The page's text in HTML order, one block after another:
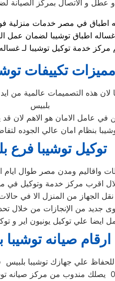
غساله اطباق توشيبا لضمان عمل
تكييفات
لان هذه التصميمات عالمية من
بلبيس
في عامل الامان هو الاهم لان
توشيبا بنظام امان عالي
توكيل توشيبا فرع
واقاليم ومدن مصر طوال
اقرب مركز خدمة وتوكيل في
ايضا علي توكيل يونيون اير و
ارقام صيانه
للحفاظ علي جهازك توشيبا بلبيس